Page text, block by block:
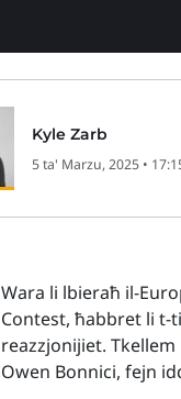
Kyle Zarb
5 ta' Marzu, 2025 •
Wara li lbieraħ il-
Contest, ħabbret li
reazzjonijiet.
Owen Bonnici, fejn